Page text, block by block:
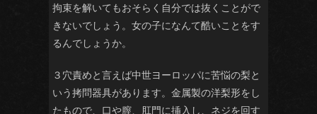
拘束を解いてもおそらく自分では抜くことがで
きないでしょう。女の子になんて酷いことをす
るんでしょうか。
３穴責めと言えば中世ヨーロッパに苦悩の梨と
いう拷問器具があります。金属製の洋梨形をし
たもので、口や膣、肛門に挿入し、ネジを回す